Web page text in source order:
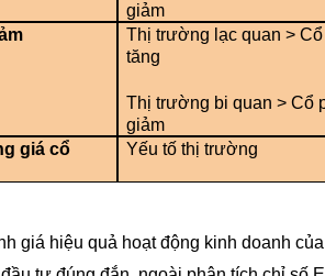
giảm
Thị trường lạc quan >
tăng
Thị trường bi quan > Cổ
giảm
giá cổ
Yếu tố thị trường
giá hiệu quả hoạt động kinh doanh